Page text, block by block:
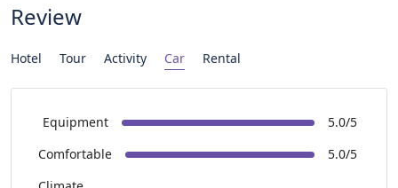
Review
Hotel Tour Activity Car Rental
Equipment
5.0/5
Comfortable
5.0/5